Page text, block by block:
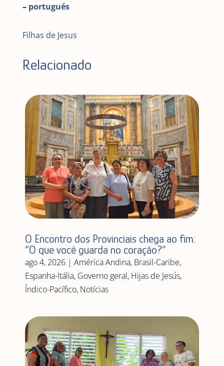
– portugués
Filhas de Jesus
Relacionado
O Encontro dos Provinciais chega ao fim:
“O que você guarda no coração?”
ago 4, 2026| América Andina, Brasil-Caribe,
Espanha-Itália, Governo geral, Hijas de Jesús,
Índico-Pacífico, Notícias